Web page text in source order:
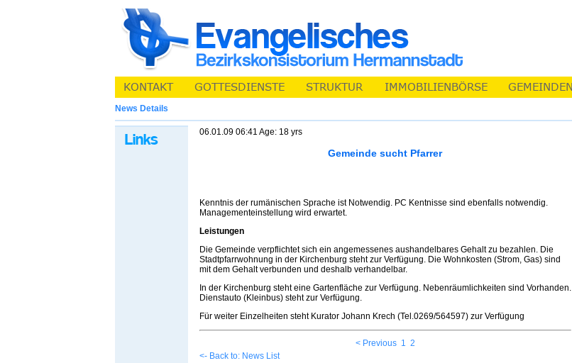
News Details
06.01.09 06:41 Age: 18 yrs
Gemeinde sucht Pfarrer
Kenntnis der rumänischen Sprache ist Notwendig. PC Kentnisse sind ebenfalls notwendig.
Managementeinstellung wird erwartet.
Leistungen
Die Gemeinde verpflichtet sich ein angemessenes aushandelbares Gehalt zu bezahlen. Die
Stadtpfarrwohnung in der Kirchenburg steht zur Verfügung. Die Wohnkosten (Strom, Gas) sind
mit dem Gehalt verbunden und deshalb verhandelbar.
In der Kirchenburg steht eine Gartenfläche zur Verfügung. Nebenräumlichkeiten sind Vorhanden.
Dienstauto (Kleinbus) steht zur Verfügung.
Für weiter Einzelheiten steht Kurator Johann Krech (Tel.0269/564597) zur Verfügung
< Previous 1 2
<- Back to: News List